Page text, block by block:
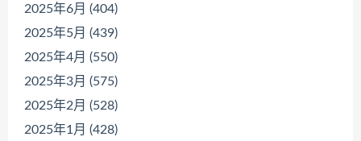
2025年6月 (404)
2025年5月 (439)
2025年4月 (550)
2025年3月 (575)
2025年2月 (528)
2025年1月 (428)